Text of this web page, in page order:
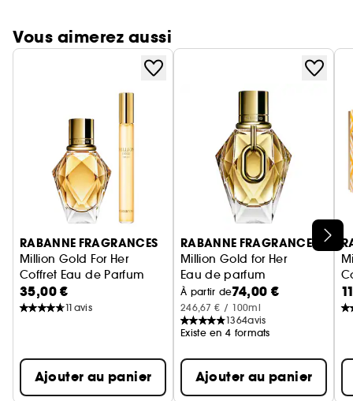
Vous aimerez aussi
Ignorer le carrousel produits
RABANNE FRAGRANCES
Million Gold For Her
Coffret Eau de Parfum
35,00 €
11 avis
Ajouter au panier
RABANNE FRAGRANCES
Million Gold for Her
Eau de parfum
À partir de74,00 €
246,67 € / 100ml
1364avis
Existe en 4 formats
Ajouter au panier